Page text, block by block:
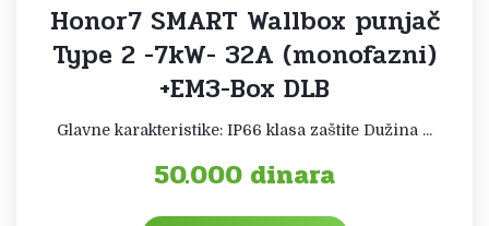
Honor7 SMART Wallbox punjač
Type 2 -7kW- 32A (monofazni)
+EM3-Box DLB
Glavne karakteristike: IP66 klasa zaštite Dužina ...
50.000 dinara